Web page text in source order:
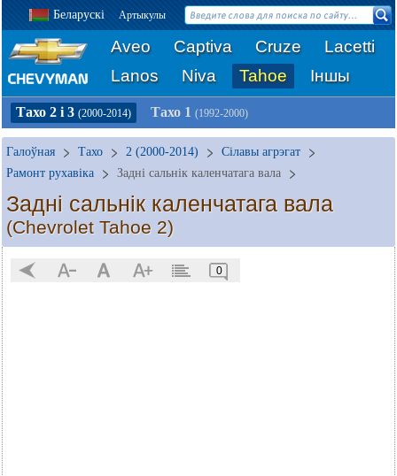
Беларускі Артыкулы
Aveo Captiva Cruze
Lacetti
Lanos
Niva Tahoe Іншы
Тахо 2 і 3 (2000-2014) Тахо 1 (1992-2000)
Галоўная Тахо 2 (2000-2014)
Сілавы агрэгат
Рамонт рухавіка
Задні сальнік каленчатага вала
Задні сальнік каленчатага вала
(Chevrolet Tahoe 2)
0